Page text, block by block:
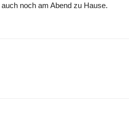
noch am Abend zu Hause.